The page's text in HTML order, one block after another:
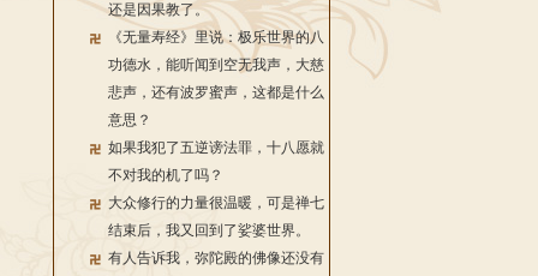
还是因果教了。
《无量寿经》里说：极乐世界的八
功德水，能听闻到空无我声，大慈
悲声，还有波罗蜜声，这都是什么
意思？
如果我犯了五逆谤法罪，十八愿就
不对我的机了吗？
大众修行的力量很温暖，可是禅七
结束后，我又回到了娑婆世界。
有人告诉我，弥陀殿的佛像还没有